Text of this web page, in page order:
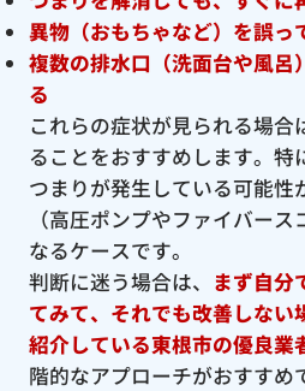
異物（おもちゃなど）を誤っ
複数の排水口（洗面台や風呂
る
これらの症状が見られる場合
ることをおすすめします。特
つまりが発生している可能性
（高圧ポンプやファイバー
なるケースです。
判断に迷う場合は、 まず自分
てみて、それでも改善しない
紹介している東根市の優良業
階的なアプローチがおすすめ